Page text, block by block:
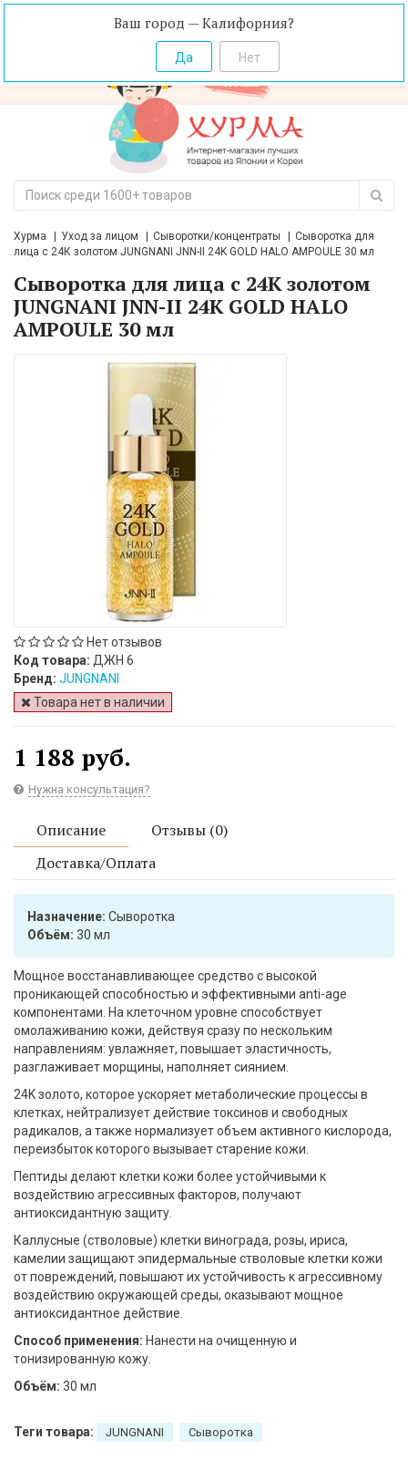
Ваш город — Калифорния?
Хурма Уход за лицом Сыворотки/концентраты
Сыворотка для
лица с 24К золотом JUNGNANI JNN-II 24K GOLD HALO AMPOULE 30 мл
Сыворотка для лица с 24К золотом
JUNGNANI JNN-II 24K GOLD HALO
AMPOULE 30 мл
Нет отзывов
Код товара: ДЖН 6
Бренд: JUNGNANI
Товара нет в наличии
1 188 руб.
Нужна консультация?
Описание
Отзывы (0)
Доставка/Оплата
Назначение: Сыворотка
Объём: 30 мл
Мощное восстанавливающее средство с высокой
проникающей способностью и эффективными anti-age
компонентами. На клеточном уровне способствует
омолаживанию кожи, действуя сразу по нескольким
направлениям: увлажняет, повышает эластичность,
разглаживает морщины, наполняет сиянием.
24K золото, которое ускоряет метаболические процессы в
клетках, нейтрализует действие токсинов и свободных
радикалов, а также нормализует объем активного кислорода,
переизбыток которого вызывает старение кожи.
Пептиды делают клетки кожи более устойчивыми к
воздействию агрессивных факторов, получают
антиоксидантную защиту.
Каллусные (стволовые) клетки винограда, розы, ириса,
камелии защищают эпидермальные стволовые клетки кожи
от повреждений, повышают их устойчивость к агрессивному
воздействию окружающей среды, оказывают мощное
антиоксидантное действие.
Способ применения: Нанести на очищенную и
тонизированную кожу.
Объём: 30 мл
Теги товара: JUNGNANI Сыворотка